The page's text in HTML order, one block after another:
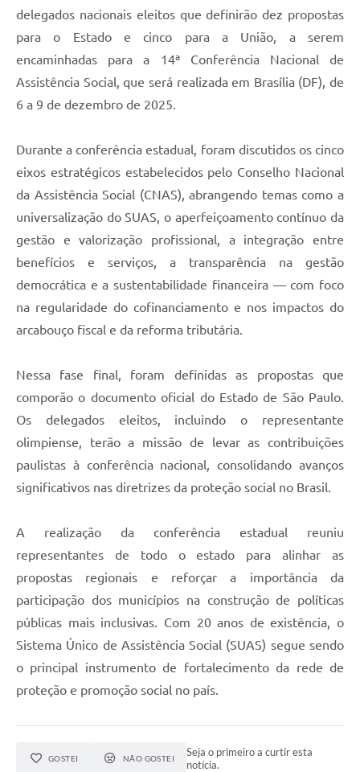
delegados nacionais eleitos que definirão dez propostas
para o Estado e cinco para a União, a serem
encaminhadas para a 14ª Conferência Nacional de
Assistência Social, que será realizada em Brasília (DF), de
6 a 9 de dezembro de 2025.
Durante a conferência estadual, foram discutidos os cinco
eixos estratégicos estabelecidos pelo Conselho Nacional
da Assistência Social (CNAS), abrangendo temas como a
universalização do SUAS, o aperfeiçoamento contínuo da
gestão e valorização profissional, a integração entre
benefícios e serviços, a transparência na gestão
democrática e a sustentabilidade financeira — com foco
na regularidade do cofinanciamento e nos impactos do
arcabouço fiscal e da reforma tributária.
Nessa fase final, foram definidas as propostas que
comporão o documento oficial do Estado de São Paulo.
Os delegados eleitos, incluindo o representante
olimpiense, terão a missão de levar as contribuições
paulistas à conferência nacional, consolidando avanços
significativos nas diretrizes da proteção social no Brasil.
A realização da conferência estadual reuniu
representantes de todo o estado para alinhar as
propostas regionais e reforçar a importância da
participação dos municípios na construção de políticas
públicas mais inclusivas. Com 20 anos de existência, o
Sistema Único de Assistência Social (SUAS) segue sendo
o principal instrumento de fortalecimento da rede de
proteção e promoção social no país.
GOSTEI NÃO GOSTEI
Seja o primeiro a curtir esta
notícia.